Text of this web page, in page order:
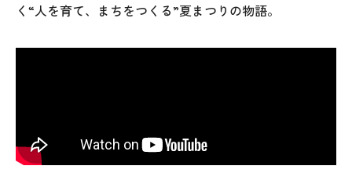
く“人を育て、まちをつくる”夏まつりの物語。